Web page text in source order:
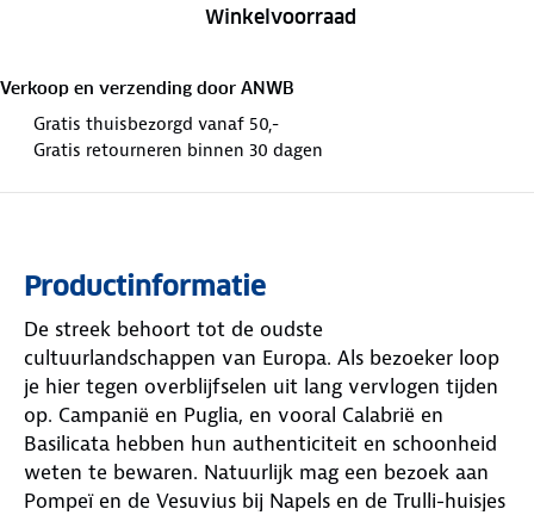
Winkelvoorraad
Verkoop en verzending door ANWB
Gratis thuisbezorgd vanaf 50,-
Gratis retourneren binnen 30 dagen
Productinformatie
De streek behoort tot de oudste
cultuurlandschappen van Europa. Als bezoeker loop
je hier tegen overblijfselen uit lang vervlogen tijden
op. Campanië en Puglia, en vooral Calabrië en
Basilicata hebben hun authenticiteit en schoonheid
weten te bewaren. Natuurlijk mag een bezoek aan
Pompeï en de Vesuvius bij Napels en de Trulli-huisjes